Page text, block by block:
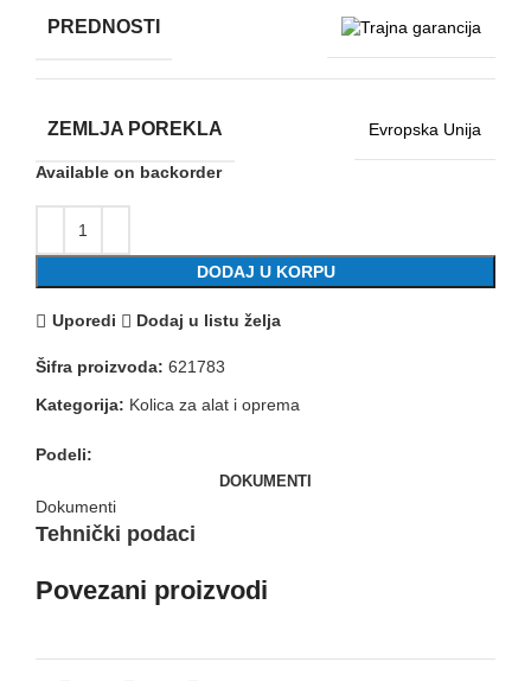
PREDNOSTI
ZEMLJA POREKLA Evropska Unija
Available on backorder
DODAJ U KORPU
Uporedi Dodaj u listu želja
Šifra proizvoda: 621783
Kategorija: Kolica za alat i oprema
Podeli:
DOKUMENTI
Dokumenti
Tehnički podaci
Povezani proizvodi